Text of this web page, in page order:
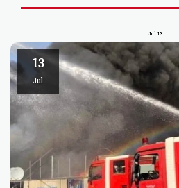
13
Jul
13
Jul